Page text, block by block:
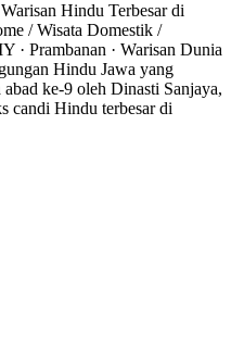
Hindu Terbesar di
/ Wisata Domestik /
· Prambanan · Warisan Dunia
Hindu Jawa yang
ke-9 oleh Dinasti Sanjaya,
candi Hindu terbesar di